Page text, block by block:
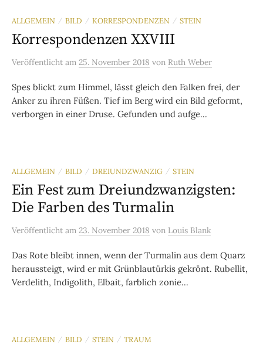
ALLGEMEIN / BILD / KORRESPONDENZEN / STEIN
Korrespondenzen XXVIII
Veröffentlicht am 25. November 2018 von Ruth Weber
Spes blickt zum Himmel, lässt gleich den Falken frei, der
Anker zu ihren Füßen. Tief im Berg wird ein Bild geformt,
verborgen in einer Druse. Gefunden und aufge...
ALLGEMEIN / BILD / DREIUNDZWANZIG / STEIN
Ein Fest zum Dreiundzwanzigsten:
Die Farben des Turmalin
Veröffentlicht am 23. November 2018 von Louis Blank
Das Rote bleibt innen, wenn der Turmalin aus dem Quarz
heraussteigt, wird er mit Grünblautürkis gekrönt. Rubellit,
Verdelith, Indigolith, Elbait, farblich zonie...
ALLGEMEIN / BILD / STEIN / TRAUM